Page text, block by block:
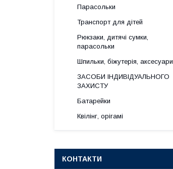
Парасольки
Транспорт для дітей
Рюкзаки, дитячі сумки,
парасольки
Шпильки, біжутерія, аксесуари
ЗАСОБИ ІНДИВІДУАЛЬНОГО
ЗАХИСТУ
Батарейки
Квілінг, орігамі
КОНТАКТИ